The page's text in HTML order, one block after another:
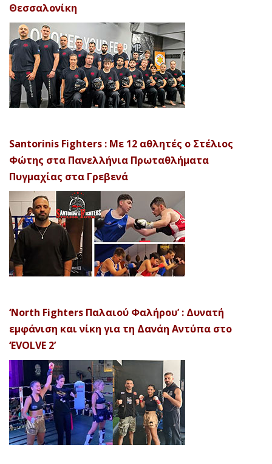
Θεσσαλονίκη
Santorinis Fighters : Με 12 αθλητές ο Στέλιος
Φώτης στα Πανελλήνια Πρωταθλήματα
Πυγμαχίας στα Γρεβενά
‘North Fighters Παλαιού Φαλήρου’ : Δυνατή
εμφάνιση και νίκη για τη Δανάη Αντύπα στο
‘EVOLVE 2’